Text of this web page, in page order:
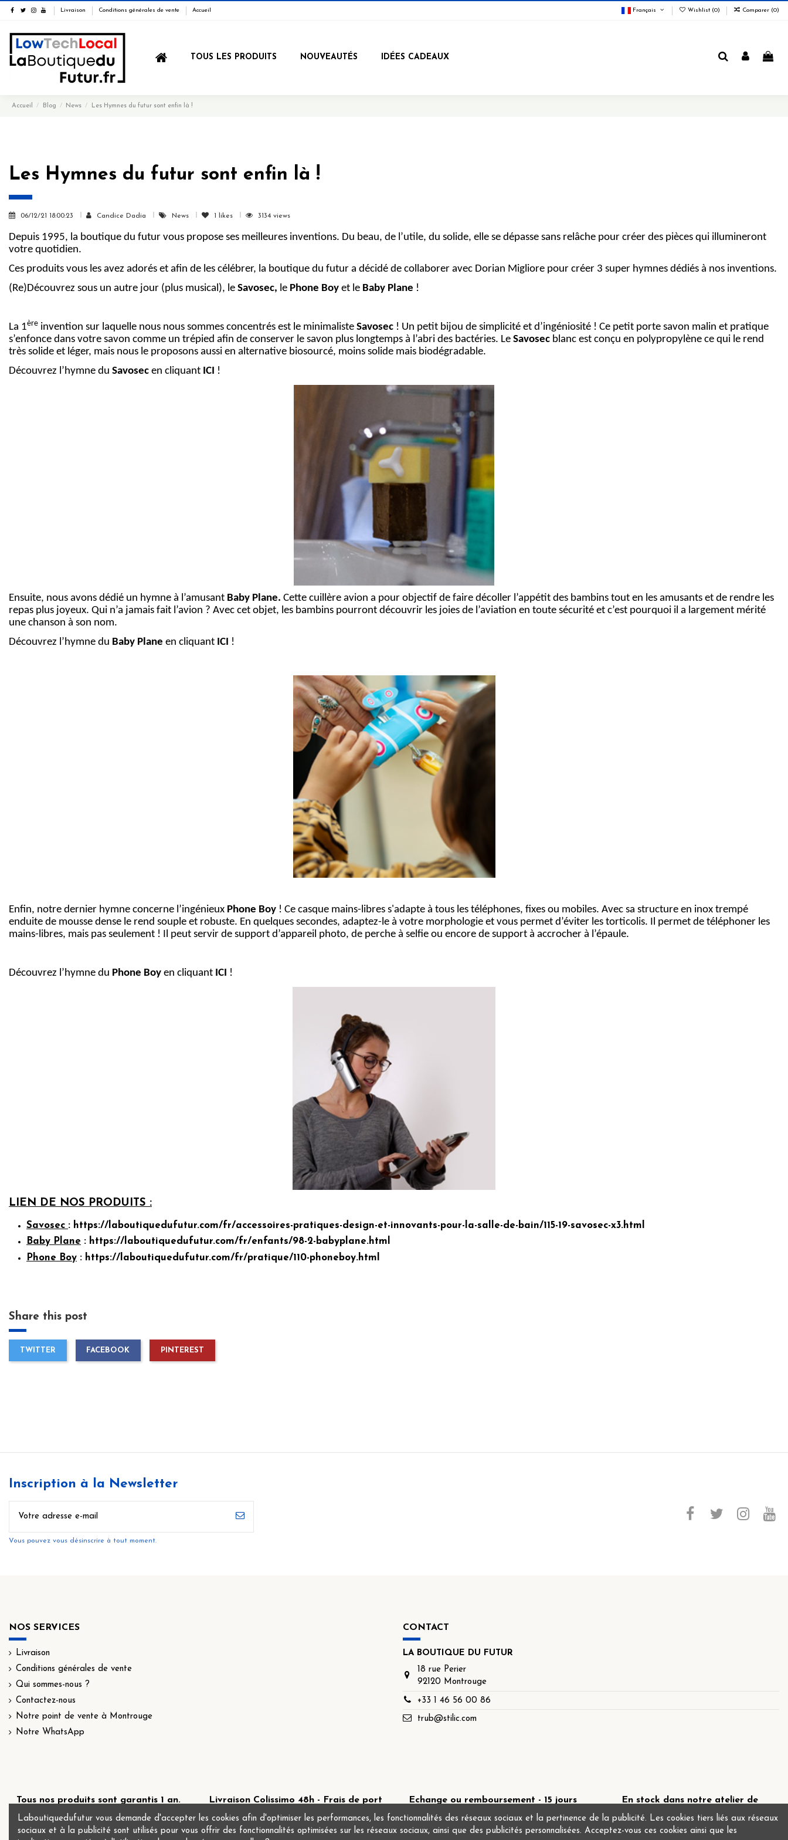
Livraison Conditions générales de vente Accueil Français Wishlist (0) Comparer (0)
TOUS LES PRODUITS NOUVEAUTÉS IDÉES CADEAUX
Accueil Blog News Les Hymnes du futur sont enfin là !
Les Hymnes du futur sont enfin là !
06/12/21 18:00:23 Candice Dadia News likes 3134 views
Depuis 1995, la boutique du futur vous propose ses meilleures inventions. Du beau, de l’utile, du solide, elle se dépasse sans relâche pour créer des pièces qui illumineront
votre quotidien.
Ces produits vous les avez adorés et afin de les célébrer, la boutique du futur a décidé de collaborer avec Dorian Migliore pour créer 3 super hymnes dédiés à nos inventions.
(Re)Découvrez sous un autre jour (plus musical), le Savosec, le Phone Boy et le Baby Plane !
La 1ère invention sur laquelle nous nous sommes concentrés est le minimaliste Savosec ! Un petit bijou de simplicité et d’ingéniosité ! Ce petit porte savon malin et pratique
s’enfonce dans votre savon comme un trépied afin de conserver le savon plus longtemps à l’abri des bactéries. Le Savosec blanc est conçu en polypropylène ce qui le rend
très solide et léger, mais nous le proposons aussi en alternative biosourcé, moins solide mais biodégradable.
Découvrez l’hymne du Savosec en cliquant ICI !
Ensuite, nous avons dédié un hymne à l’amusant Baby Plane. Cette cuillère avion a pour objectif de faire décoller l’appétit des bambins tout en les amusants et de rendre les
repas plus joyeux. Qui n’a jamais fait l’avion ? Avec cet objet, les bambins pourront découvrir les joies de l’aviation en toute sécurité et c’est pourquoi il a largement mérité
une chanson à son nom.
Découvrez l’hymne du Baby Plane en cliquant ICI !
Enfin, notre dernier hymne concerne l’ingénieux Phone Boy ! Ce casque mains-libres s'adapte à tous les téléphones, fixes ou mobiles. Avec sa structure en inox trempé
enduite de mousse dense le rend souple et robuste. En quelques secondes, adaptez-le à votre morphologie et vous permet d’éviter les torticolis. Il permet de téléphoner les
mains-libres, mais pas seulement ! Il peut servir de support d’appareil photo, de perche à selfie ou encore de support à accrocher à l’épaule.
Découvrez l’hymne du Phone Boy en cliquant ICI !
LIEN DE NOS PRODUITS :
Savosec : https://laboutiquedufutur.com/fr/accessoires-pratiques-design-et-innovants-pour-la-salle-de-bain/115-19-savosec-x3.html
Baby Plane : https://laboutiquedufutur.com/fr/enfants/98-2-babyplane.html
Phone Boy : https://laboutiquedufutur.com/fr/pratique/110-phoneboy.html
Share this post
TWITTER FACEBOOK PINTEREST
Inscription à la Newsletter
Vous pouvez vous désinscrire à tout moment.
NOS SERVICES
Livraison
Conditions générales de vente
Qui sommes-nous ?
Contactez-nous
Notre point de vente à Montrouge
Notre WhatsApp
CONTACT
LA BOUTIQUE DU FUTUR
18 rue Perier
92120 Montrouge
+33 1 46 56 00 86
trub@stilic.com
Tous nos produits sont garantis 1 an.
Livraison Colissimo 48h - Frais de port
4.79€ offerts à partir de 49€
Echange ou remboursement - 15 jours
En stock dans notre atelier de
Montrouge !
Laboutiquedufutur vous demande d'accepter les cookies afin d'optimiser les performances, les fonctionnalités des réseaux sociaux et la pertinence de la publicité. Les cookies tiers liés aux réseaux
sociaux et à la publicité sont utilisés pour vous offrir des fonctionnalités optimisées sur les réseaux sociaux, ainsi que des publicités personnalisées. Acceptez-vous ces cookies ainsi que les